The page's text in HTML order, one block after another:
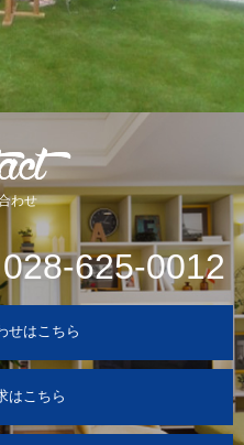
わせ
625-0012
せはこちら
はこちら